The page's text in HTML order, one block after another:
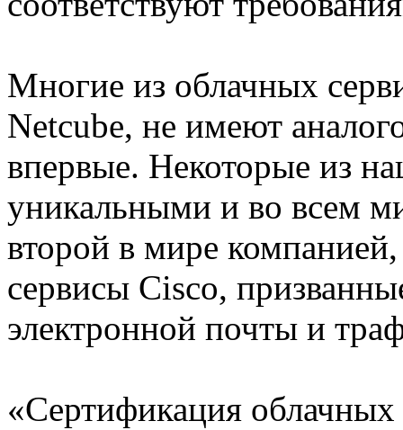
Многие из облачных
Netcube, не имеют
впервые. Некоторые из
уникальными и во всем
второй в мире
сервисы Cisco,
электронной почты и
«Сертификация